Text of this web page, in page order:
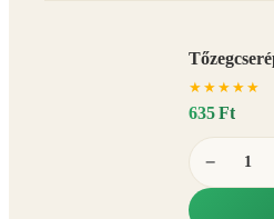
★ ★ ★ ★ ★
635 Ft
−